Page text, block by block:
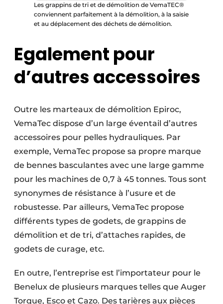
Les grappins de tri et de démolition de VemaTEC®
conviennent parfaitement à la démolition, à la saisie
et au déplacement des déchets de démolition.
Egalement pour
d’autres accessoires
Outre les marteaux de démolition Epiroc,
VemaTec dispose d’un large éventail d’autres
accessoires pour pelles hydrauliques. Par
exemple, VemaTec propose sa propre marque
de bennes basculantes avec une large gamme
pour les machines de 0,7 à 45 tonnes. Tous sont
synonymes de résistance à l’usure et de
robustesse. Par ailleurs, VemaTec propose
différents types de godets, de grappins de
démolition et de tri, d’attaches rapides, de
godets de curage, etc.
En outre, l’entreprise est l’importateur pour le
Benelux de plusieurs marques telles que Auger
Torque, Esco et Cazo. Des tarières aux pièces